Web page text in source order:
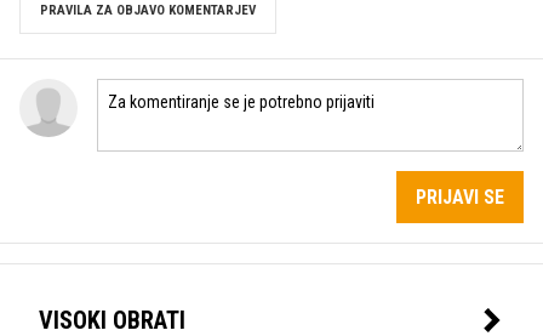
PRAVILA ZA OBJAVO KOMENTARJEV
PRIJAVI SE
VISOKI OBRATI